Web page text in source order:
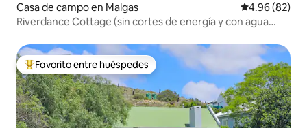
Casa de campo en Malgas Calificación
4.96 (82)
Riverdance Cottage (sin cortes de energía y con agua
De los mejores en Favorito entre huéspedes
Favorito entre huéspedes